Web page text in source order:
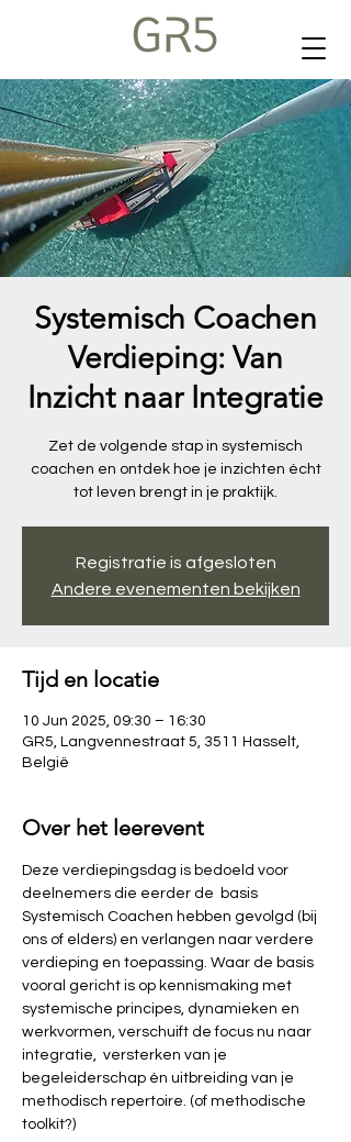
Systemisch Coachen
Verdieping: Van
Inzicht naar Integratie
Zet de volgende stap in systemisch
coachen en ontdek hoe je inzichten écht
tot leven brengt in je praktijk.
Registratie is afgesloten
Andere evenementen bekijken
Tijd en locatie
10 Jun 2025, 09:30 – 16:30
GR5, Langvennestraat 5, 3511 Hasselt,
België
Over het leerevent
Deze verdiepingsdag is bedoeld voor
deelnemers die eerder de  basis
Systemisch Coachen hebben gevolgd (bij
ons of elders) en verlangen naar verdere
verdieping en toepassing. Waar de basis
vooral gericht is op kennismaking met
systemische principes, dynamieken en
werkvormen, verschuift de focus nu naar
integratie,  versterken van je
begeleiderschap én uitbreiding van je
methodisch repertoire. (of methodische
toolkit?)